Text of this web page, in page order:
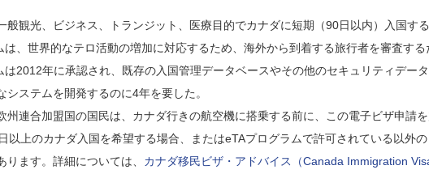
般観光、ビジネス、トランジット、医療目的でカナダに短期（90日以内）入国す
は、世界的なテロ活動の増加に対応するため、海外から到着する旅行者を審査する
は2012年に承認され、既存の入国管理データベースやその他のセキュリティデー
システムを開発するのに4年を要した。
州連合加盟国の国民は、カナダ行きの航空機に搭乗する前に、この電子ビザ申請を
以上のカナダ入国を希望する場合、またはeTAプログラムで許可されている以外
ます。詳細については、 カナダ移民ビザ・アドバイス（Canada Immigration